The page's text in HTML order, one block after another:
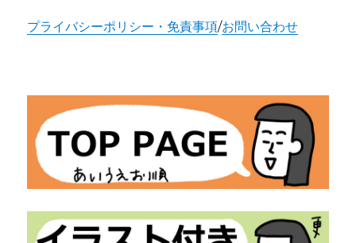
プライバシーポリシー・免責事項/お問い合わせ